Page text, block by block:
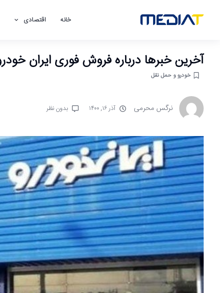
خانه اقتصادی
آخرین خبرها درباره فروش فوری ایران
خودرو و حمل نقل
نرگس محرمی آذر ۱۶, ۱۴۰۰ بدون نظر